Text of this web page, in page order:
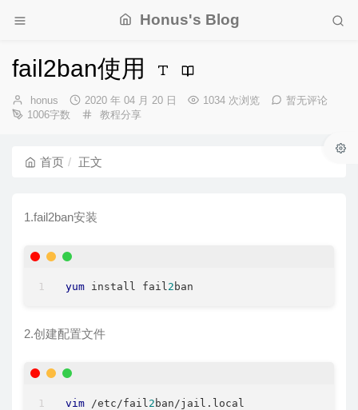
Honus's Blog
fail2ban使用
博
主：
honus
发
布
2020 年 04 月 20 日 1034 次浏览
暂无评论
1006字数
分
教程分享
首页 正文
1.fail2ban安装
yum install fail2 ban
2.创建配置文件
vim /etc/fail 2 ban/jail.local